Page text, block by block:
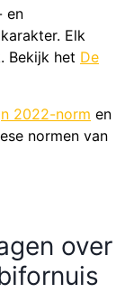
en
Elk
Bekijk het De
2022-norm en
normen van
over